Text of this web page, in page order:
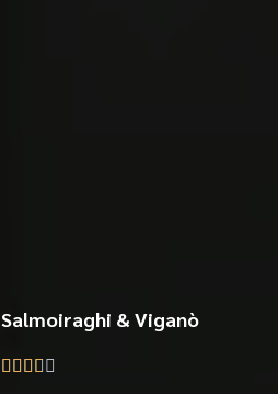
Salmoiraghi & Viganò
    